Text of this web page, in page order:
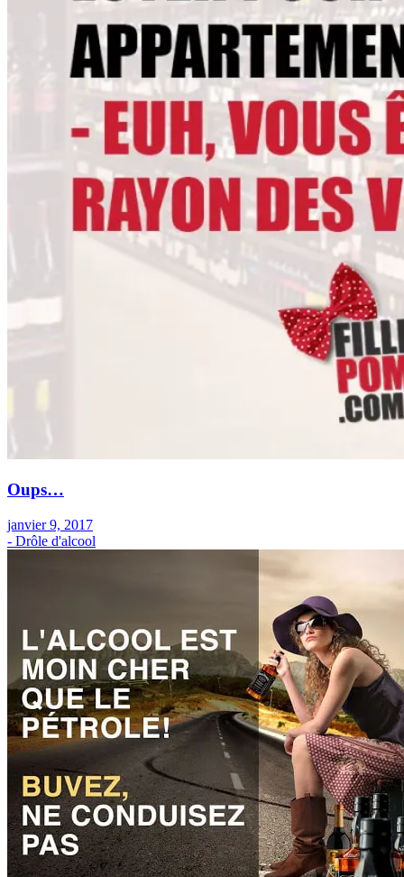
Oups…
janvier 9, 2017
- Drôle d'alcool